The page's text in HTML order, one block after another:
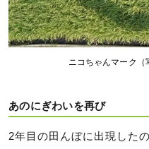
ニコちゃんマーク（
あのにぎわいを再び
2年目の田んぼに出現した